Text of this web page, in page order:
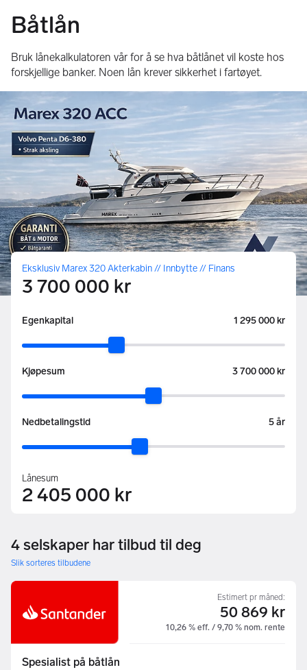
Båtlån
Bruk lånekalkulatoren vår for å se hva båtlånet vil koste hos
forskjellige banker. Noen lån krever sikkerhet i fartøyet.
Eksklusiv Marex 320 Akterkabin // Innbytte // Finans
3 700 000 kr
Egenkapital
: 1 295 000 kr
Kjøpesum
: 3 700 000 kr
Nedbetalingstid
: 5 år
Lånesum
2 405 000 kr
4 selskaper har tilbud til deg
Slik sorteres tilbudene
Estimert pr måned:
50 869 kr
10,26 % eff. / 9,70 % nom. rente
Spesialist på båtlån